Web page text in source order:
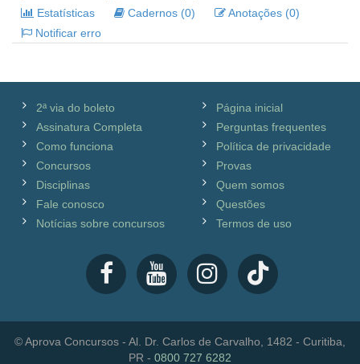
Estatísticas
Cadernos (0)
Anotações (0)
Notificar erro
2ª via do boleto
Assinatura Completa
Como funciona
Concursos
Disciplinas
Fale conosco
Notícias sobre concursos
Página inicial
Perguntas frequentes
Política de privacidade
Provas
Quem somos
Questões
Termos de uso
© Aprova Concursos - Al. Dr. Carlos de Carvalho, 1482 - Curitiba,
PR - 0800 727 6282